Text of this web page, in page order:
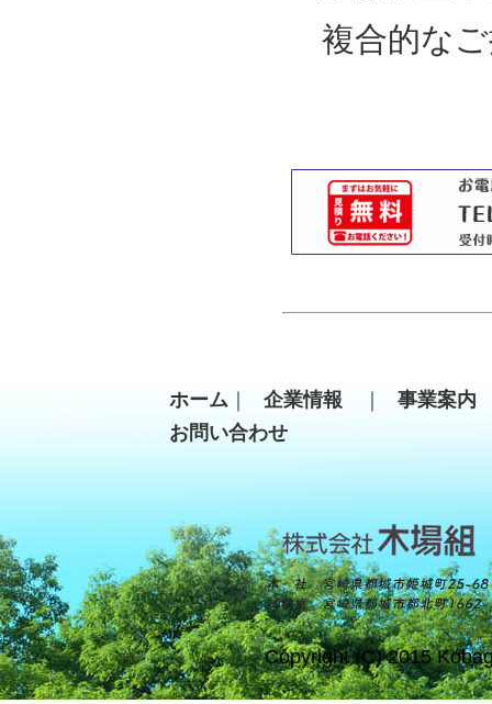
複合的な
ホーム ｜ 企業情報 ｜
事業案
お問い合わせ
Copyright (C) 2015